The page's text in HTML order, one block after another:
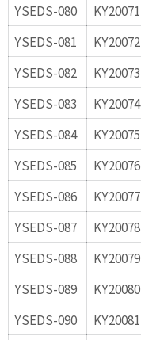
YSEDS-080
KY20071
YSEDS-081
KY20072
YSEDS-082
KY20073
YSEDS-083
KY20074
YSEDS-084
KY20075
YSEDS-085
KY20076
YSEDS-086
KY20077
YSEDS-087
KY20078
YSEDS-088
KY20079
YSEDS-089
KY20080
YSEDS-090
KY20081